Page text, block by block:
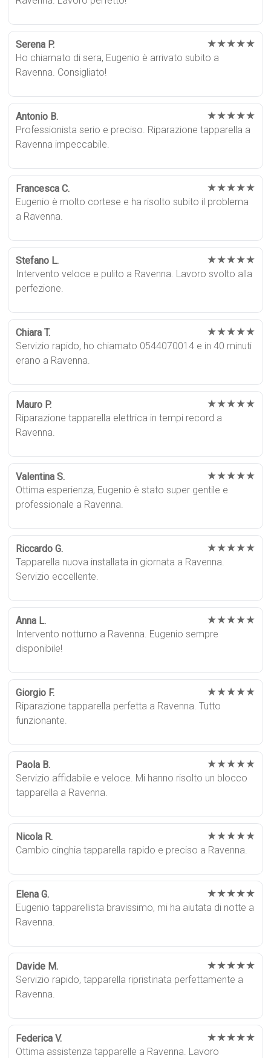
Serena P. ★★★★★
Ho chiamato di sera, Eugenio è arrivato subito a
Ravenna. Consigliato!
Antonio B. ★★★★★
Professionista serio e preciso. Riparazione tapparella a
Ravenna impeccabile.
Francesca C. ★★★★★
Eugenio è molto cortese e ha risolto subito il problema
a Ravenna.
Stefano L. ★★★★★
Intervento veloce e pulito a Ravenna. Lavoro svolto alla
perfezione.
Chiara T. ★★★★★
Servizio rapido, ho chiamato 0544070014 e in 40 minuti
erano a Ravenna.
Mauro P. ★★★★★
Riparazione tapparella elettrica in tempi record a
Ravenna.
Valentina S. ★★★★★
Ottima esperienza, Eugenio è stato super gentile e
professionale a Ravenna.
Riccardo G. ★★★★★
Tapparella nuova installata in giornata a Ravenna.
Servizio eccellente.
Anna L. ★★★★★
Intervento notturno a Ravenna. Eugenio sempre
disponibile!
Giorgio F. ★★★★★
Riparazione tapparella perfetta a Ravenna. Tutto
funzionante.
Paola B. ★★★★★
Servizio affidabile e veloce. Mi hanno risolto un blocco
tapparella a Ravenna.
Nicola R. ★★★★★
Cambio cinghia tapparella rapido e preciso a Ravenna.
Elena G. ★★★★★
Eugenio tapparellista bravissimo, mi ha aiutata di notte a
Ravenna.
Davide M. ★★★★★
Servizio rapido, tapparella ripristinata perfettamente a
Ravenna.
Federica V. ★★★★★
Ottima assistenza tapparelle a Ravenna. Lavoro